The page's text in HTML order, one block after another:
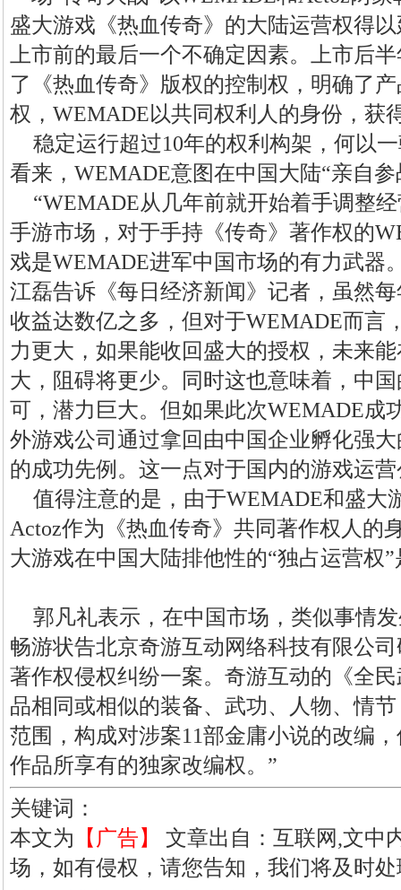
盛大游戏《热血传奇》的大陆运营权得
上市前的最后一个不确定因素。上市后
了《热血传奇》版权的控制权，明确了
权，WEMADE以共同权利人的身份，获
稳定运行超过10年的权利构架，何以
看来，WEMADE意图在中国大陆“亲自
“WEMADE从几年前就开始着手调整
手游市场，对于手持《传奇》著作权的
戏是WEMADE进军中国市场的有力武器
江磊告诉《每日经济新闻》记者，虽然
收益达数亿之多，但对于WEMADE而言
力更大，如果能收回盛大的授权，未来
大，阻碍将更少。同时这也意味着，中
可，潜力巨大。但如果此次WEMADE成
外游戏公司通过拿回由中国企业孵化强
的成功先例。这一点对于国内的游戏运
值得注意的是，由于WEMADE和盛大
Actoz作为《热血传奇》共同著作权人的
大游戏在中国大陆排他性的“独占运营权
郭凡礼表示，在中国市场，类似事情
畅游状告北京奇游互动网络科技有限公
著作权侵权纠纷一案。奇游互动的《全
品相同或相似的装备、武功、人物、情
范围，构成对涉案11部金庸小说的改编
作品所享有的独家改编权。”
关键词：
本文为 【广告】
文章出自：互联网,文中
场，如有侵权，请您告知，我们将及时